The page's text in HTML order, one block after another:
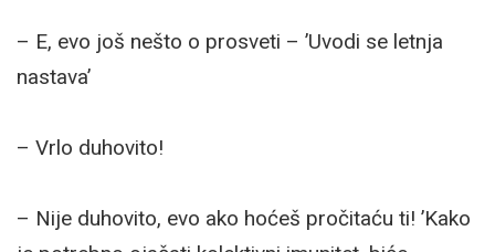
– E, evo još nešto o prosveti – ’Uvodi se letnja
nastava’
– Vrlo duhovito!
– Nije duhovito, evo ako hoćeš pročitaću ti! ’Kako